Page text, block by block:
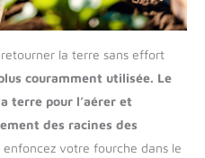
la terre sans effort
couramment utilisée. Le
terre pour l’aérer et
des racines des
votre fourche dans le